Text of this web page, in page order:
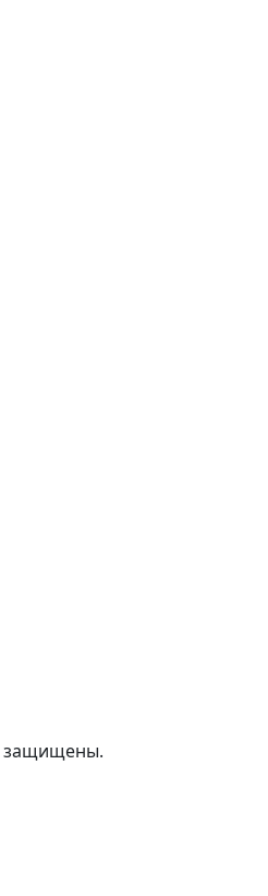
защищены.